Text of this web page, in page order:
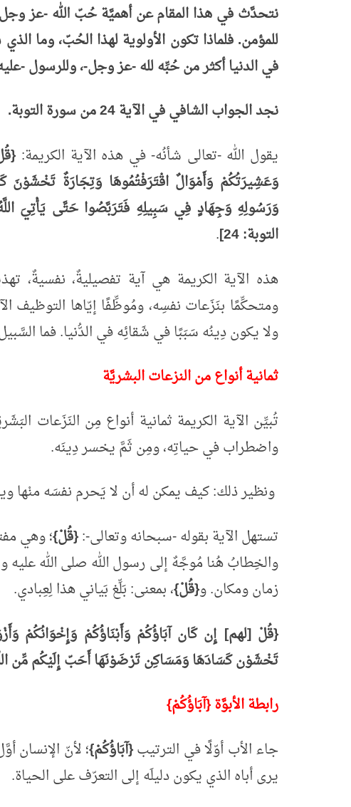
نتحدَّث في هذا المقام عن أهميَّة حُبّ الله -عز
للمؤمن. فلماذا تكون الأولوية لهذا الحُبّ، وما
في الدنيا أكثر من حُبِّه لله -عز وجل-، وللرسول -
نجد الجواب الشافي في الآية 24 من سورة التوبة.
يقول الله -تعالى شأنُه- في هذه الآية الكريمة:
وَعَشِيرَتُكُمْ وَأَمْوَالٌ اقْتَرَفْتُمُوهَا وَتِجَارَةٌ
وَرَسُولِهِ وَجِهَادٍ فِي سَبِيلِهِ فَتَرَبَّصُوا حَتَّى يَأْتِيَ
التوبة: 24]
.
هذه الآية الكريمة هي آية تفصيليةٌ، نفسيةٌ،
ومتحكِّمًا بنَزَعات نفسِه، ومُوظِّفًا إيّاها التوظيف
ولا يكون دِينُه سَبَبًا في شَقائِه في الدُّنيا. فما
ثمانية أنواع من النزعات البشريَّة
تُبيِّن الآية الكريمة ثمانية أنواع مِن النَزَعات
واضطراب في حياتِه، ومِن ثَمَّ يخسر دِينَه.
ونظير ذلك: كيف يمكن له أن لا يَحرم نفسَه منْها
تستهل الآية بقوله -سبحانه وتعالى-:{قُلْ}؛ وهي
والخِطابُ هُنا مُوجَّهٌ إلى رسول الله صلى الله عليه
زمان ومكان. و{قُلْ}، بمعنى: بَلِّغ بَياني هذا لِعِبادي.
{قُلْ [لهم] إِن كَان آبَاؤُكُمْ وَأَبْنَاؤُكُمْ وَإِخْوَانُكُمْ
تَخْشَوْن كَسَادَهَا وَمَسَاكِن تَرْضَوْنَهَا أَحَبّ إِلَيْكُم مِّن
رابطة الأبوَّة {آبَاؤُكُمْ}
جاء الأب أوّلًا في الترتيب{آبَاؤُكُمْ}؛ لأنّ الإنسان
يرى أباه الذي يكون دليلَه إلى التعرّف على الحياة.